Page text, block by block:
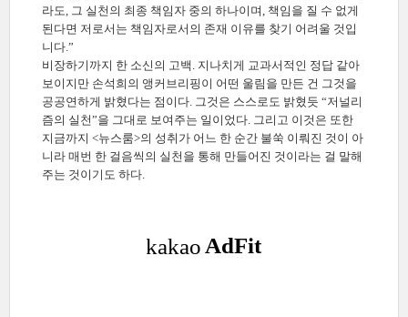
라도, 그 실천의 최종 책임자 중의 하나이며, 책임을 질 수 없게
된다면 저로서는 책임자로서의 존재 이유를 찾기 어려울 것입
니다.”
비장하기까지 한 소신의 고백. 지나치게 교과서적인 정답 같아
보이지만 손석희의 앵커브리핑이 어떤 울림을 만든 건 그것을
공공연하게 밝혔다는 점이다. 그것은 스스로도 밝혔듯 “저널리
즘의 실천”을 그대로 보여주는 일이었다. 그리고 이것은 또한
지금까지 <뉴스룸>의 성취가 어느 한 순간 불쑥 이뤄진 것이 아
니라 매번 한 걸음씩의 실천을 통해 만들어진 것이라는 걸 말해
주는 것이기도 하다.